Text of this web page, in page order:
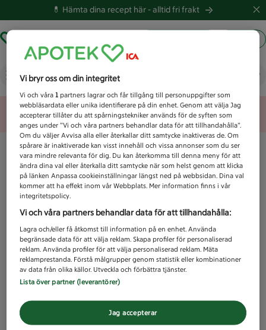
💊 Hämta dina recept här -alltid fri frakt
Vad letar du efter idag?
Unknown error
Vi bryr oss om din integritet
Vi och våra1 partners lagrar och får tillgång till personuppgifter som
webbläsardata eller unika identifierare på din enhet. Genom att välja Jag
accepterar tillåter du att spårningstekniker används för de syften som
anges under ”Vi och våra partners behandlar data för att tillhandahålla”.
Om du väljer Avvisa alla eller återkallar ditt samtycke inaktiveras de. Om
spårare är inaktiverade kan visst innehåll och vissa annonser som du ser
vara mindre relevanta för dig. Du kan återkomma till denna meny för att
ändra dina val eller återkalla ditt samtycke när som helst genom att klicka
på länken Anpassa cookieinställningar längst ned på webbsidan. Dina val
kommer att ha effekt inom vår Webbplats. Mer information finns i vår
integritetspolicy.
Vi och våra partners behandlar data för att tillhandahålla:
Lagra och/eller få åtkomst till information på en enhet. Använda
begränsade data för att välja reklam. Skapa profiler för personaliserad
reklam. Använda profiler för att välja personaliserad reklam. Mäta
reklamprestanda. Förstå målgrupper genom statistik eller kombinationer
av data från olika källor. Utveckla och förbättra tjänster.
Lista över partner (leverantörer)
Jag accepterar